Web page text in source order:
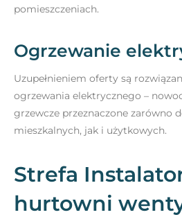
pomieszczeniach.
Ogrzewanie
Uzupełnieniem oferty są
ogrzewania elektrycznego –
grzewcze przeznaczone zarówno
mieszkalnych, jak i użytkowych.
Strefa
hurtowni